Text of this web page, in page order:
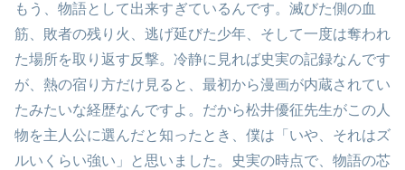
もう、物語として出来すぎているんです。滅びた側の血
筋、敗者の残り火、逃げ延びた少年、そして一度は奪われ
た場所を取り返す反撃。冷静に見れば史実の記録なんです
が、熱の宿り方だけ見ると、最初から漫画が内蔵されてい
たみたいな経歴なんですよ。だから松井優征先生がこの人
物を主人公に選んだと知ったとき、僕は「いや、それはズ
ルいくらい強い」と思いました。史実の時点で、物語の芯